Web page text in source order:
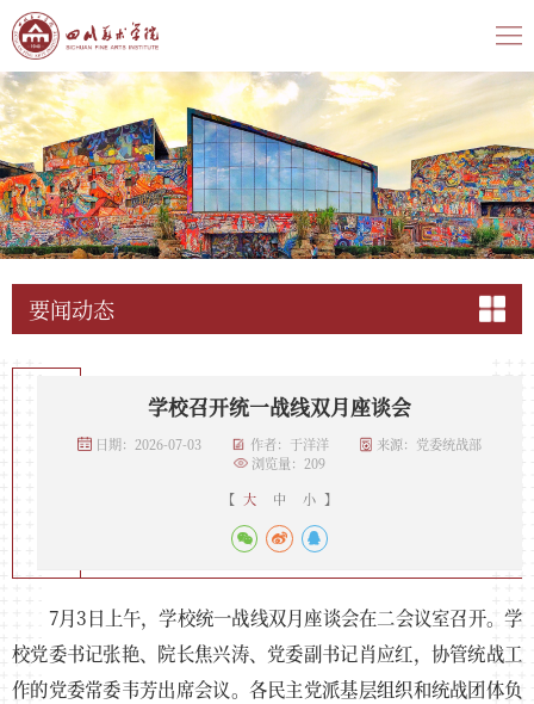
要闻动态
学校召开统一战线双月座谈会
日期：2026-07-03 作者：于洋洋
来源：党委统战部
浏览量：209
【 大 中 小 】
7月3日上午，学校统一战线双月座谈会在二会议室召开。学
校党委书记张艳、院长焦兴涛、党委副书记肖应红，协管统战工
作的党委常委韦芳出席会议。各民主党派基层组织和统战团体负